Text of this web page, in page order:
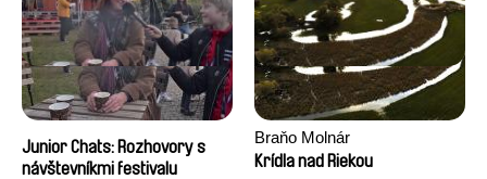
Junior Chats: Rozhovory s
návštevníkmi festivalu
Braňo Molnár
Krídla nad Riekou